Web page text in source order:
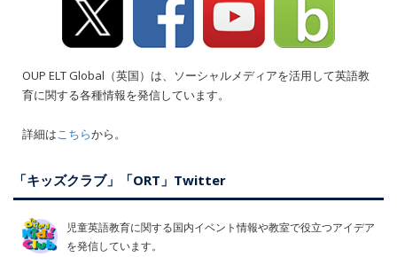
OUP ELT Global（英国）は、ソーシャルメディアを活用して英語教
育に関する各種情報を発信しています。
詳細はこちらから。
「キッズクラブ」「ORT」Twitter
児童英語教育に関する国内イベント情報や教室で役立つアイデア
を発信しています。